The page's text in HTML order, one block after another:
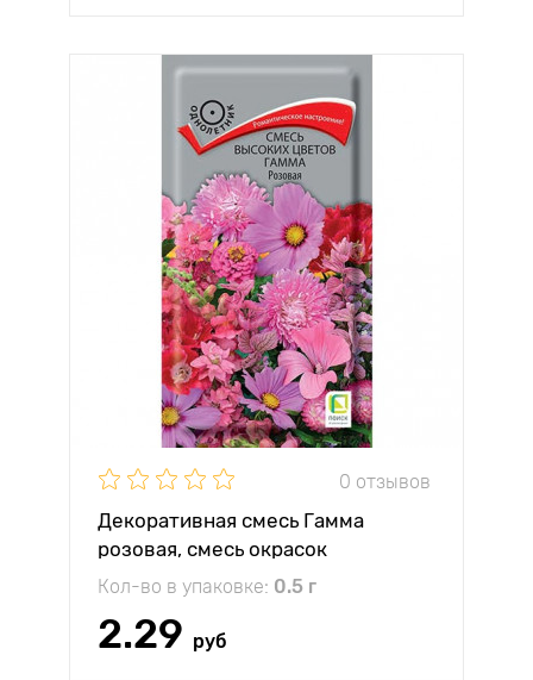
0 отзывов
Декоративная смесь Гамма
розовая, смесь окрасок
Кол-во в упаковке: 0.5 г
2.29 руб